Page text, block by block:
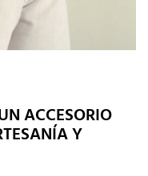
ACCESORIO
Y